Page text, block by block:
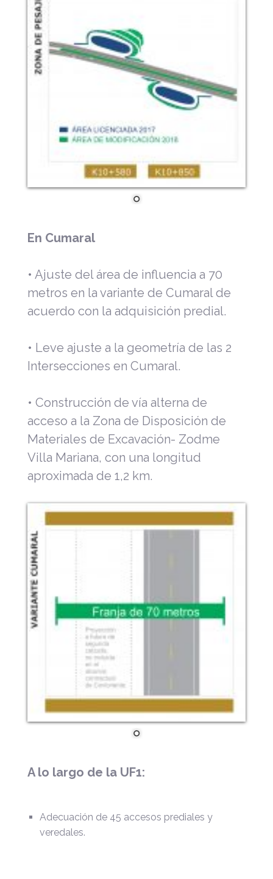
En Cumaral
• Ajuste del área de influencia a 70
metros en la variante de Cumaral de
acuerdo con la adquisición predial.
• Leve ajuste a la geometría de las 2
Intersecciones en Cumaral.
• Construcción de vía alterna de
acceso a la Zona de Disposición de
Materiales de Excavación- Zodme
Villa Mariana, con una longitud
aproximada de 1,2 km.
A lo largo de la UF1:
Adecuación de 45 accesos prediales y
veredales.